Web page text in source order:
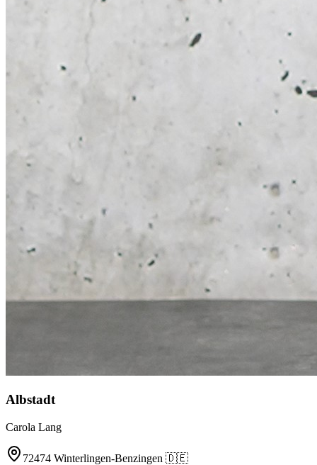
Albstadt
Carola Lang
72474 Winterlingen-Benzingen 🇩🇪